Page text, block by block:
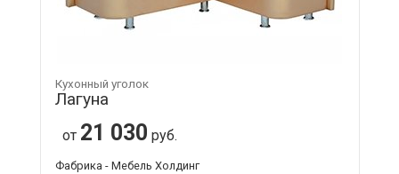
Кухонный уголок
Лагуна
от 21 030 руб.
Фабрика - Мебель Холдинг